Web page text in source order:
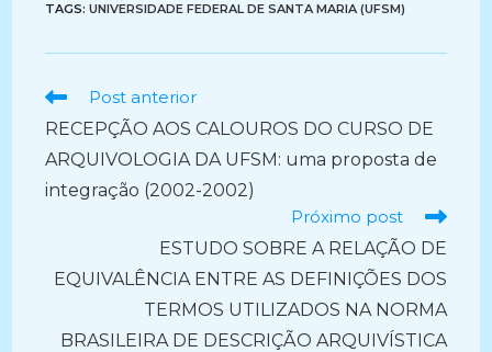
TAGS:UNIVERSIDADE FEDERAL DE SANTA MARIA (UFSM)
Ler
artigos
Post anterior
RECEPÇÃO AOS CALOUROS DO CURSO DE
ARQUIVOLOGIA DA UFSM: uma proposta de
integração (2002-2002)
Próximo post
ESTUDO SOBRE A RELAÇÃO DE
EQUIVALÊNCIA ENTRE AS DEFINIÇÕES DOS
TERMOS UTILIZADOS NA NORMA
BRASILEIRA DE DESCRIÇÃO ARQUIVÍSTICA